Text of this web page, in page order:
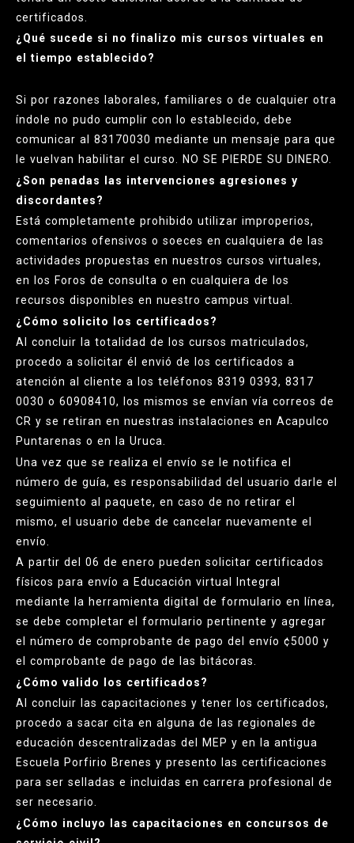
certificados.
¿Qué sucede si no finalizo mis cursos virtuales en
el tiempo establecido?
Si por razones laborales, familiares o de cualquier otra
índole no pudo cumplir con lo establecido, debe
comunicar al 83170030 mediante un mensaje para que
le vuelvan habilitar el curso. NO SE PIERDE SU DINERO.
¿Son penadas las intervenciones agresiones y
discordantes?
Está completamente prohibido utilizar improperios,
comentarios ofensivos o soeces en cualquiera de las
actividades propuestas en nuestros cursos virtuales,
en los Foros de consulta o en cualquiera de los
recursos disponibles en nuestro campus virtual.
¿Cómo solicito los certificados?
Al concluir la totalidad de los cursos matriculados,
procedo a solicitar él envió de los certificados a
atención al cliente a los teléfonos 8319 0393, 8317
0030 o 60908410, los mismos se envían vía correos de
CR y se retiran en nuestras instalaciones en Acapulco
Puntarenas o en la Uruca.
Una vez que se realiza el envío se le notifica el
número de guía, es responsabilidad del usuario darle el
seguimiento al paquete, en caso de no retirar el
mismo, el usuario debe de cancelar nuevamente el
envío.
A partir del 06 de enero pueden solicitar certificados
físicos para envío a Educación virtual Integral
mediante la herramienta digital de formulario en línea,
se debe completar el formulario pertinente y agregar
el número de comprobante de pago del envío ¢5000 y
el comprobante de pago de las bitácoras.
¿Cómo valido los certificados?
Al concluir las capacitaciones y tener los certificados,
procedo a sacar cita en alguna de las regionales de
educación descentralizadas del MEP y en la antigua
Escuela Porfirio Brenes y presento las certificaciones
para ser selladas e incluidas en carrera profesional de
ser necesario.
¿Cómo incluyo las capacitaciones en concursos de